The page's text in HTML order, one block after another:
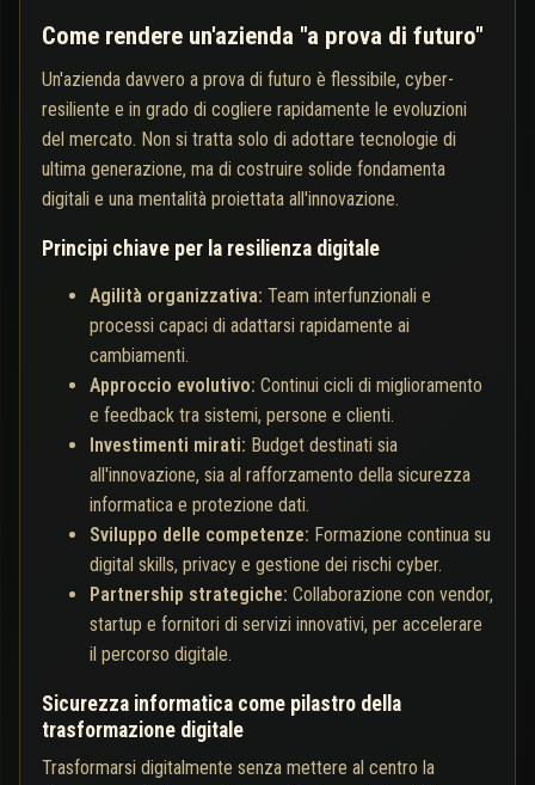
Come rendere un'azienda "a prova di futuro"
Un'azienda davvero a prova di futuro è flessibile, cyber-
resiliente e in grado di cogliere rapidamente le evoluzioni
del mercato. Non si tratta solo di adottare tecnologie di
ultima generazione, ma di costruire solide fondamenta
digitali e una mentalità proiettata all'innovazione.
Principi chiave per la resilienza digitale
Agilità organizzativa: Team interfunzionali e
processi capaci di adattarsi rapidamente ai
cambiamenti.
Approccio evolutivo: Continui cicli di miglioramento
e feedback tra sistemi, persone e clienti.
Investimenti mirati: Budget destinati sia
all'innovazione, sia al rafforzamento della sicurezza
informatica e protezione dati.
Sviluppo delle competenze: Formazione continua su
digital skills, privacy e gestione dei rischi cyber.
Partnership strategiche: Collaborazione con vendor,
startup e fornitori di servizi innovativi, per accelerare
il percorso digitale.
Sicurezza informatica come pilastro della
trasformazione digitale
Trasformarsi digitalmente senza mettere al centro la